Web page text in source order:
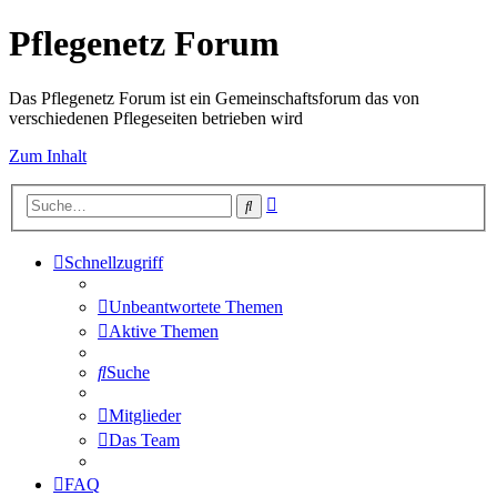
Pflegenetz Forum
Das Pflegenetz Forum ist ein Gemeinschaftsforum das von
verschiedenen Pflegeseiten betrieben wird
Zum Inhalt
Suche
Schnellzugriff
Unbeantwortete Themen
Aktive Themen
Suche
Mitglieder
Das Team
FAQ